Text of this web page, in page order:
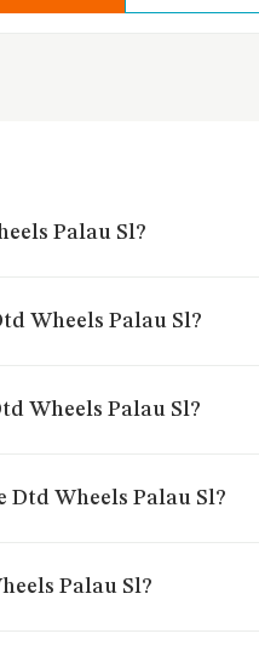
Palau Sl?
Wheels Palau Sl?
Wheels Palau Sl?
Dtd Wheels Palau Sl?
Palau Sl?